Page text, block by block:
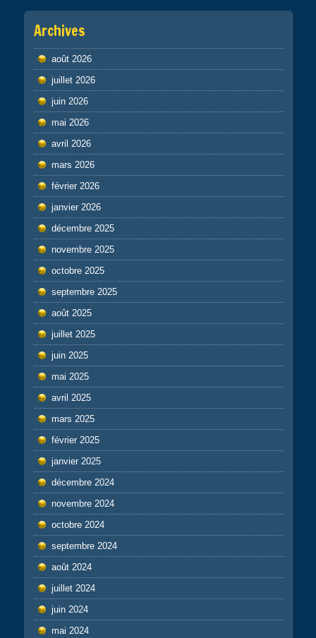
Archives
août 2026
juillet 2026
juin 2026
mai 2026
avril 2026
mars 2026
février 2026
janvier 2026
décembre 2025
novembre 2025
octobre 2025
septembre 2025
août 2025
juillet 2025
juin 2025
mai 2025
avril 2025
mars 2025
février 2025
janvier 2025
décembre 2024
novembre 2024
octobre 2024
septembre 2024
août 2024
juillet 2024
juin 2024
mai 2024